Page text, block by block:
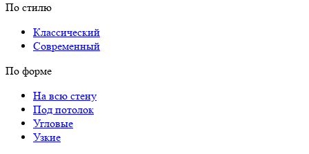
По стилю
Классический
Современный
По форме
На всю стену
Под потолок
Угловые
Узкие